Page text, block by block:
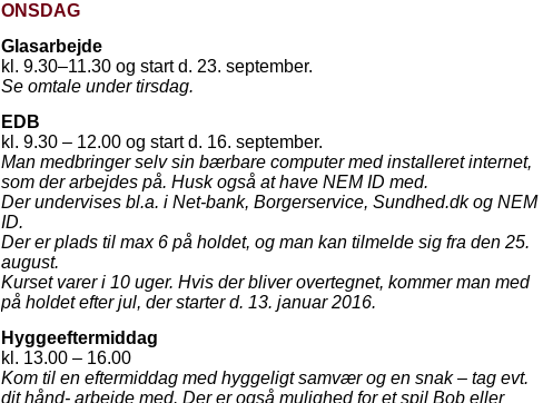
ONSDAG
Glasarbejde
kl. 9.30–11.30 og start d. 23. september.
Se omtale under tirsdag.
EDB
kl. 9.30 – 12.00 og start d. 16. september.
Man medbringer selv sin bærbare computer med installeret internet,
som der arbejdes på. Husk også at have NEM ID med.
Der undervises bl.a. i Net-bank, Borgerservice, Sundhed.dk og NEM
ID.
Der er plads til max 6 på holdet, og man kan tilmelde sig fra den 25.
august.
Kurset varer i 10 uger. Hvis der bliver overtegnet, kommer man med
på holdet efter jul, der starter d. 13. januar 2016.
Hyggeeftermiddag
kl. 13.00 – 16.00
Kom til en eftermiddag med hyggeligt samvær og en snak – tag evt.
dit hånd- arbejde med. Der er også mulighed for et spil Bob eller